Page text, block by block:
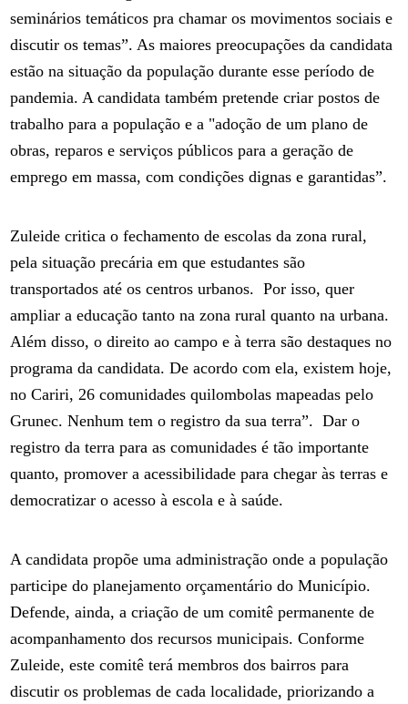
seminários temáticos pra chamar os movimentos sociais e
discutir os temas”. As maiores preocupações da candidata
estão na situação da população durante esse período de
pandemia. A candidata também pretende criar postos de
trabalho para a população e a "adoção de um plano de
obras, reparos e serviços públicos para a geração de
emprego em massa, com condições dignas e garantidas”.
Zuleide critica o fechamento de escolas da zona rural,
pela situação precária em que estudantes são
transportados até os centros urbanos. Por isso, quer
ampliar a educação tanto na zona rural quanto na urbana.
Além disso, o direito ao campo e à terra são destaques no
programa da candidata. De acordo com ela, existem hoje,
no Cariri, 26 comunidades quilombolas mapeadas pelo
Grunec. Nenhum tem o registro da sua terra”. Dar o
registro da terra para as comunidades é tão importante
quanto, promover a acessibilidade para chegar às terras e
democratizar o acesso à escola e à saúde.
A candidata propõe uma administração onde a população
participe do planejamento orçamentário do Município.
Defende, ainda, a criação de um comitê permanente de
acompanhamento dos recursos municipais. Conforme
Zuleide, este comitê terá membros dos bairros para
discutir os problemas de cada localidade, priorizando a